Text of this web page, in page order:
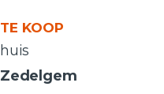
TE KOOP
huis
Zedelgem